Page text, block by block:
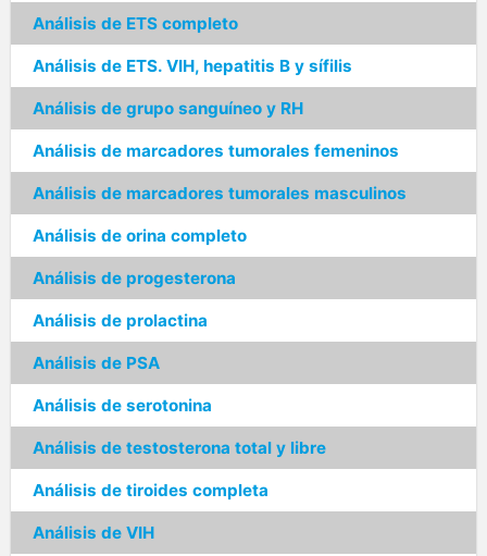
Análisis de ETS completo
Análisis de ETS. VIH, hepatitis B y sífilis
Análisis de grupo sanguíneo y RH
Análisis de marcadores tumorales femeninos
Análisis de marcadores tumorales masculinos
Análisis de orina completo
Análisis de progesterona
Análisis de prolactina
Análisis de PSA
Análisis de serotonina
Análisis de testosterona total y libre
Análisis de tiroides completa
Análisis de VIH